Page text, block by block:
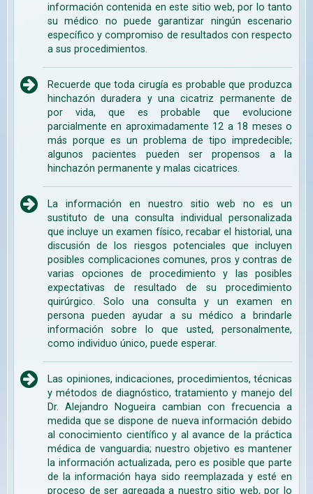
información contenida en este sitio web, por lo tanto
su médico no puede garantizar ningún escenario
específico y compromiso de resultados con respecto
a sus procedimientos.
Recuerde que toda cirugía es probable que produzca
hinchazón duradera y una cicatriz permanente de
por vida, que es probable que evolucione
parcialmente en aproximadamente 12 a 18 meses o
más porque es un problema de tipo impredecible;
algunos pacientes pueden ser propensos a la
hinchazón permanente y malas cicatrices.
La información en nuestro sitio web no es un
sustituto de una consulta individual personalizada
que incluye un examen físico, recabar el historial, una
discusión de los riesgos potenciales que incluyen
posibles complicaciones comunes, pros y contras de
varias opciones de procedimiento y las posibles
expectativas de resultado de su procedimiento
quirúrgico. Solo una consulta y un examen en
persona pueden ayudar a su médico a brindarle
información sobre lo que usted, personalmente,
como individuo único, puede esperar.
Las opiniones, indicaciones, procedimientos, técnicas
y métodos de diagnóstico, tratamiento y manejo del
Dr. Alejandro Nogueira cambian con frecuencia a
medida que se dispone de nueva información debido
al conocimiento científico y al avance de la práctica
médica de vanguardia; nuestro objetivo es mantener
la información actualizada, pero es posible que parte
de la información haya sido reemplazada y esté en
proceso de ser agregada a nuestro sitio web, por lo